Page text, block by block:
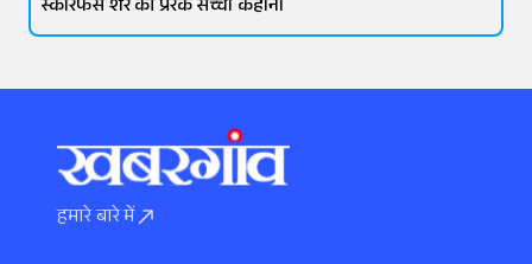
स्कारफेस शेर की प्रेरक सच्ची कहानी
हमारे बारे में